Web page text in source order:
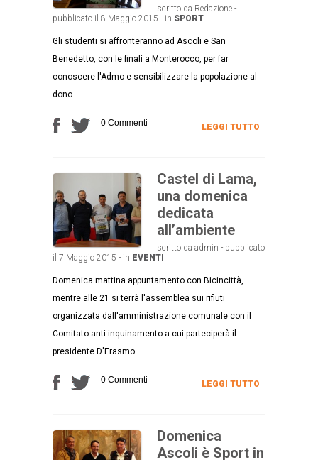
scritto da Redazione -
pubblicato il 8 Maggio 2015 - in SPORT
Gli studenti si affronteranno ad Ascoli e San
Benedetto, con le finali a Monterocco, per far
conoscere l'Admo e sensibilizzare la popolazione al
dono
0 Commenti LEGGI TUTTO
Castel di Lama,
una domenica
dedicata
all’ambiente
scritto da admin - pubblicato
il 7 Maggio 2015 - in EVENTI
Domenica mattina appuntamento con Bicincittà,
mentre alle 21 si terrà l'assemblea sui rifiuti
organizzata dall'amministrazione comunale con il
Comitato anti-inquinamento a cui parteciperà il
presidente D'Erasmo.
0 Commenti LEGGI TUTTO
Domenica
Ascoli è Sport in